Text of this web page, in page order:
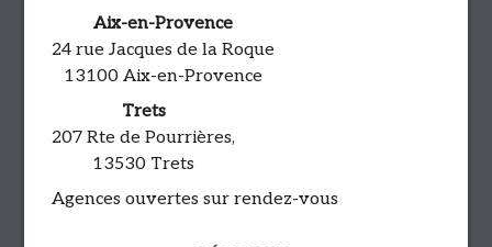
Aix-en-Provence
24 rue Jacques de la Roque
13100 Aix-en-Provence
Trets
207 Rte de Pourrières,
13530 Trets
Agences ouvertes sur rendez-vous